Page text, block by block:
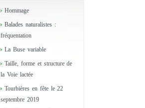
Hommage
Balades naturalistes :
fréquentation
La Buse variable
Taille, forme et structure de
la Voie lactée
Tourbières en fête le 22
septembre 2019